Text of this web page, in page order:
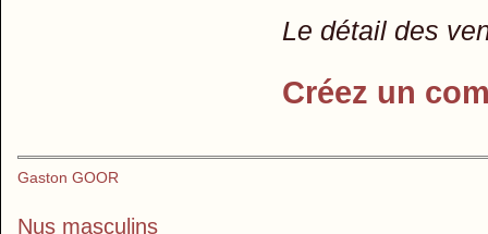
Le détail des
Créez un
Gaston GOOR
Nus masculins